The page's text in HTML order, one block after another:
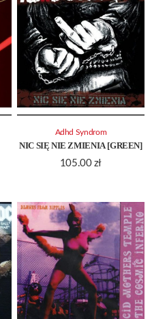
NIC SIĘ NIE ZMIENIA [GREEN]
105.00 zł
Adhd Syndrom